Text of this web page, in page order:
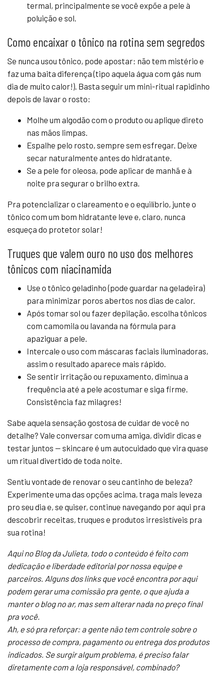
termal, principalmente se você expõe a pele à
poluição e sol.
Como encaixar o tônico na rotina sem segredos
Se nunca usou tônico, pode apostar: não tem mistério e
faz uma baita diferença (tipo aquela água com gás num
dia de muito calor!). Basta seguir um mini-ritual rapidinho
depois de lavar o rosto:
Molhe um algodão com o produto ou aplique direto
nas mãos limpas.
Espalhe pelo rosto, sempre sem esfregar. Deixe
secar naturalmente antes do hidratante.
Se a pele for oleosa, pode aplicar de manhã e à
noite pra segurar o brilho extra.
Pra potencializar o clareamento e o equilíbrio, junte o
tônico com um bom hidratante leve e, claro, nunca
esqueça do protetor solar!
Truques que valem ouro no uso dos melhores
tônicos com niacinamida
Use o tônico geladinho (pode guardar na geladeira)
para minimizar poros abertos nos dias de calor.
Após tomar sol ou fazer depilação, escolha tônicos
com camomila ou lavanda na fórmula para
apaziguar a pele.
Intercale o uso com máscaras faciais iluminadoras,
assim o resultado aparece mais rápido.
Se sentir irritação ou repuxamento, diminua a
frequência até a pele acostumar e siga firme.
Consistência faz milagres!
Sabe aquela sensação gostosa de cuidar de você no
detalhe? Vale conversar com uma amiga, dividir dicas e
testar juntos — skincare é um autocuidado que vira quase
um ritual divertido de toda noite.
Sentiu vontade de renovar o seu cantinho de beleza?
Experimente uma das opções acima, traga mais leveza
pro seu dia e, se quiser, continue navegando por aqui pra
descobrir receitas, truques e produtos irresistíveis pra
sua rotina!
Aqui no Blog da Julieta, todo o conteúdo é feito com
dedicação e liberdade editorial por nossa equipe e
parceiros. Alguns dos links que você encontra por aqui
podem gerar uma comissão pra gente, o que ajuda a
manter o blog no ar, mas sem alterar nada no preço final
pra você.
Ah, e só pra reforçar: a gente não tem controle sobre o
processo de compra, pagamento ou entrega dos produtos
indicados. Se surgir algum problema, é preciso falar
diretamente com a loja responsável, combinado?